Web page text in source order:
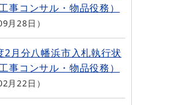
事コンサル・物品役務）
月28日
2月分八幡浜市入札執行状
事コンサル・物品役務）
月22日